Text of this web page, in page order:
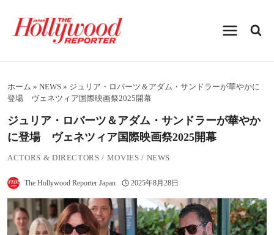
プホーム » NEWS » ジュリア・ロバーツ＆アダム・サンドラーが華やかに
登場 ヴェネツィア国際映画祭2025開幕
ジュリア・ロバーツ＆アダム・サンドラーが華やか
に登場 ヴェネツィア国際映画祭2025開幕
ACTORS & DIRECTORS / MOVIES / NEWS
The Hollywood Reporter Japan 2025年8月28日